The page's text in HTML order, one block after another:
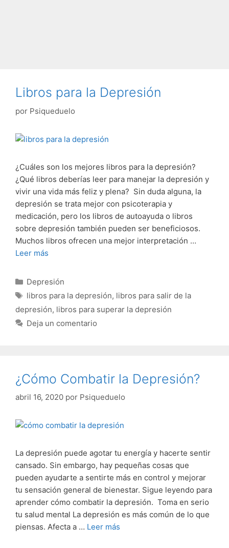
Libros para la Depresión
por Psiqueduelo
¿Cuáles son los mejores libros para la depresión?
¿Qué libros deberías leer para manejar la depresión y
vivir una vida más feliz y plena? Sin duda alguna, la
depresión se trata mejor con psicoterapia y
medicación, pero los libros de autoayuda o libros
sobre depresión también pueden ser beneficiosos.
Muchos libros ofrecen una mejor interpretación …
Leer más
Categorías
Depresión
Etiquetas
libros para la depresión, libros para salir de la
depresión, libros para superar la depresión
Deja un comentario
¿Cómo Combatir la Depresión?
abril 16, 2020 por Psiqueduelo
La depresión puede agotar tu energía y hacerte sentir
cansado. Sin embargo, hay pequeñas cosas que
pueden ayudarte a sentirte más en control y mejorar
tu sensación general de bienestar. Sigue leyendo para
aprender cómo combatir la depresión. Toma en serio
tu salud mental La depresión es más común de lo que
piensas. Afecta a … Leer más